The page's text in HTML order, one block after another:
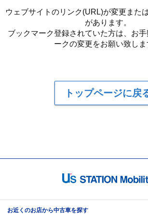
ウェブサイトのリンク(URL)が変更また
があります。
ブックマーク登録されていた方は、お
ークの変更をお願い致しま
トップページに戻
お近くのお店から中古車を探す